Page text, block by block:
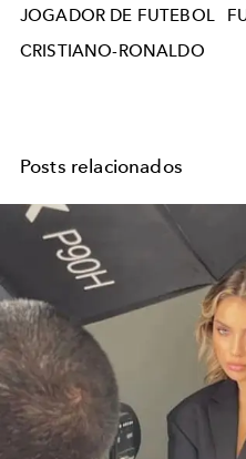
JOGADOR DE FUTEBOL
CRISTIANO-RONALDO
Posts relacionados